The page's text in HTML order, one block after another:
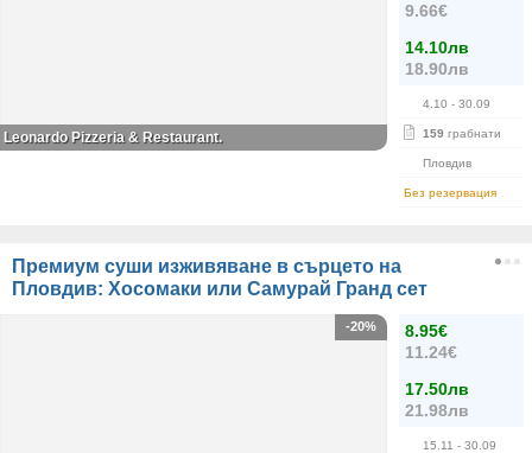
9.66€
14.10лв
18.90лв
4.10 - 30.09
159 грабнати
Пловдив
Без резервация
Leonardo Pizzeria & Restaurant.
Премиум суши изживяване в сърцето на
Пловдив: Хосомаки или Самурай Гранд сет
8.95€
11.24€
17.50лв
21.98лв
15.11 - 30.09
-20%